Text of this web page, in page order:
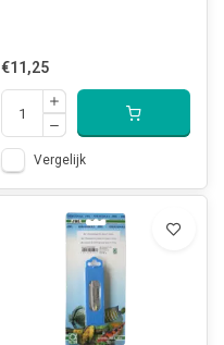
€11,25
Vergelijk